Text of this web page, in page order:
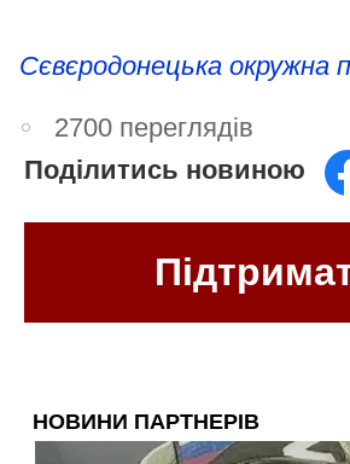
Сєвєродонецька окружна
2700 переглядів
Поділитись новиною